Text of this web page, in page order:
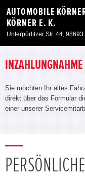
AUTOMOBILE
KÖRNER E. K.
Unterpörlitzer Str. 44, 98693
Neuwagen
Gebrauchtwagen
Service & Zubehör
INZAHLUNGNAHME
Sie möchten Ihr altes
direkt über das Formular
einer unserer